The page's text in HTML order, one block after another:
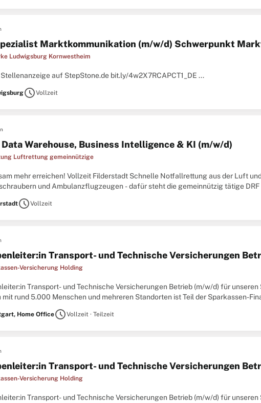
Marktkommunikation (m/w/d) Schwerpunkt
Ludwigsburg Kornwestheim
auf StepStone.de bit.ly/4w2X7RCAPCT1_DE ...
scheduleVollzeit
Warehouse, Business Intelligence & KI (m/w/d)
Luftrettung gemeinnützige
mehr erreichen! Vollzeit Filderstadt Schnelle Notfallrettung aus der Luft
und Ambulanzflugzeugen - dafür steht die gemeinnützig tätige
scheduleVollzeit
Transport- und Technische Versicherungen
Versicherung Holding
Transport- und Technische Versicherungen Betrieb (m/w/d) für
mit rund 5.000 Menschen und mehreren Standorten ist Teil der Sparkassen-
Home OfficescheduleVollzeit · Teilzeit
Transport- und Technische Versicherungen
Versicherung Holding
Transport- und Technische Versicherungen Betrieb (m/w/d) für